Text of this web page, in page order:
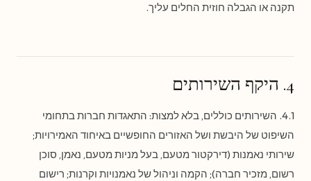
תקנה או הגבלה חוזית החלים עליך.
4. היקף השירותים
4.1. השירותים כוללים, בלא למצות: התאגדות חברות בתחומי
השיפוט של היבשת ושל האזורים החופשיים באיחוד האמירויות;
שירותי נאמנות (דירקטור מטעם, בעל מניות מטעם, נאמן, סוכן
רשום, מזכיר חברה); הקמה וניהול של נאמנויות וקרנות; רישום